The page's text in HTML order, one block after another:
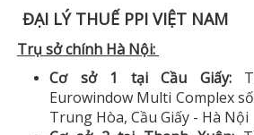
ĐẠI LÝ THUẾ PPI VIỆT NAM
Trụ sở chính Hà Nội:
Cơ sở 1 tại Cầu Giấy:
Eurowindow Multi Complex
Trung Hòa, Cầu Giấy - Hà Nội